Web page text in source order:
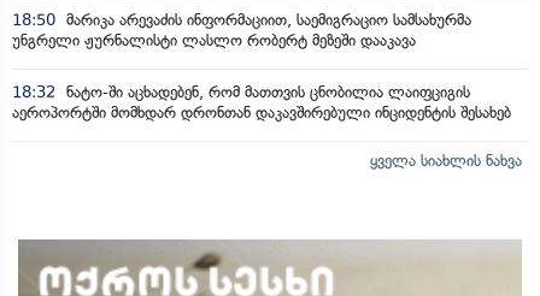
18:50 მარიკა არევაძის ინფორმაციით, საემიგრაციო სამსახურმა
უნგრელი ჟურნალისტი ლასლო რობერტ მეზეში დააკავა
18:32 ნატო-ში აცხადებენ, რომ მათთვის ცნობილია ლაიფციგის
აეროპორტში მომხდარ დრონთან დაკავშირებული ინციდენტის შესახებ
ყველა სიახლის ნახვა